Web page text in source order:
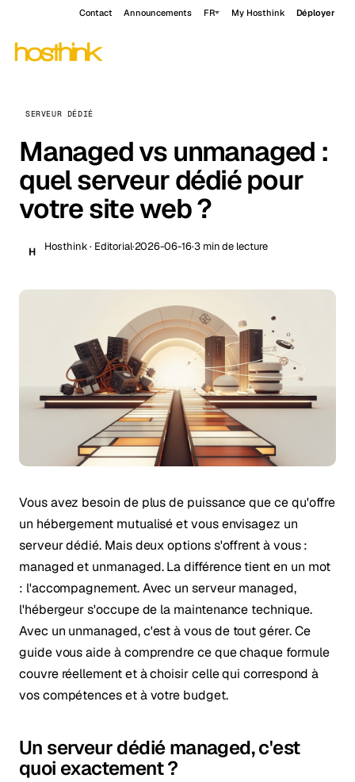
Contact Announcements FR My Hosthink Déployer
SERVEUR DÉDIÉ
Managed vs unmanaged :
quel serveur dédié pour
votre site web ?
H Hosthink · Editorial·2026-06-16·3 min de lecture
Vous avez besoin de plus de puissance que ce qu'offre
un hébergement mutualisé et vous envisagez un
serveur dédié. Mais deux options s'offrent à vous :
managed et unmanaged. La différence tient en un mot
: l'accompagnement. Avec un serveur managed,
l'hébergeur s'occupe de la maintenance technique.
Avec un unmanaged, c'est à vous de tout gérer. Ce
guide vous aide à comprendre ce que chaque formule
couvre réellement et à choisir celle qui correspond à
vos compétences et à votre budget.
Un serveur dédié managed, c'est
quoi exactement ?